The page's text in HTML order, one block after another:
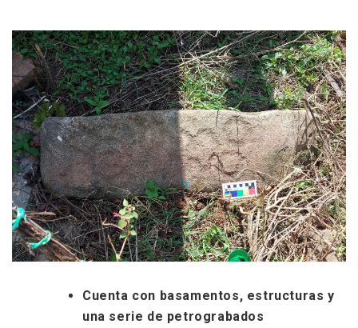
Cuenta con basamentos, estructuras y
una serie de petrograbados